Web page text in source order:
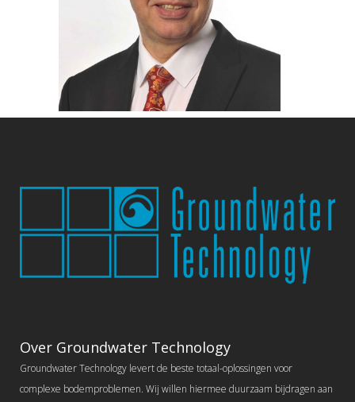
Over Groundwater Technology
Groundwater Technology levert de beste totaal-oplossingen voor
complexe bodemproblemen. Wij willen hiermee duurzaam bijdragen aan